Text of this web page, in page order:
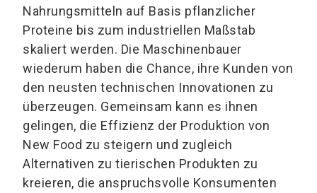
Nahrungsmitteln auf Basis pflanzlicher
Proteine bis zum industriellen Maßstab
skaliert werden. Die Maschinenbauer
wiederum haben die Chance, ihre Kunden von
den neusten technischen Innovationen zu
überzeugen. Gemeinsam kann es ihnen
gelingen, die Effizienz der Produktion von
New Food zu steigern und zugleich
Alternativen zu tierischen Produkten zu
kreieren, die anspruchsvolle Konsumenten